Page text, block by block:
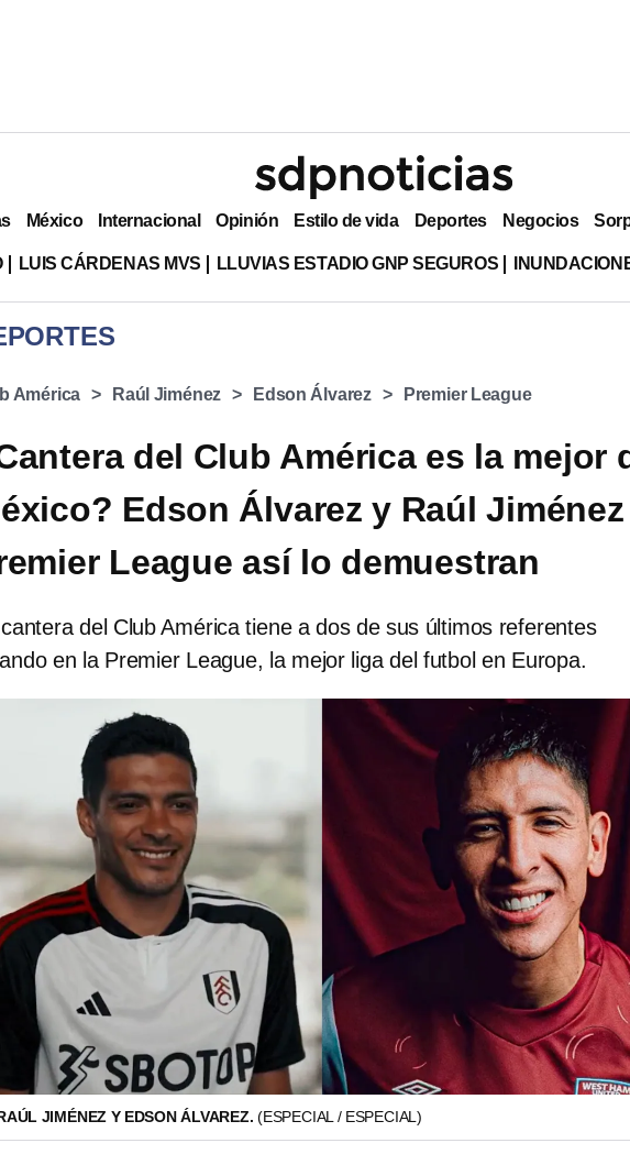
México Internacional Opinión Estilo de vida Deportes Negocios
LUIS CÁRDENAS MVS LLUVIAS ESTADIO GNP SEGUROS
América Raúl Jiménez Edson Álvarez Premier League
del Club América es la mejor
Edson Álvarez y Raúl
League así lo demuestran
del Club América tiene a dos de sus últimos referentes
en la Premier League, la mejor liga del futbol en Europa.
JIMÉNEZ Y EDSON ÁLVAREZ. (ESPECIAL / ESPECIAL)